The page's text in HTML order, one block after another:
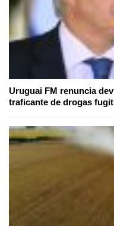
Uruguai FM renuncia
traficante de drogas